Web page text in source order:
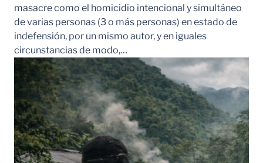
masacre como el homicidio intencional y simultáneo
de varias personas (3 o más personas) en estado de
indefensión, por un mismo autor, y en iguales
circunstancias de modo,…